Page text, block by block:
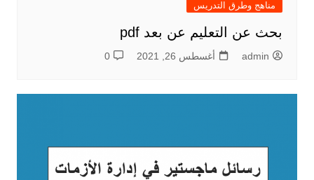
مناهج وطرق التدريس
بحث عن التعليم عن بعد pdf
admin أغسطس 26, 2021 0